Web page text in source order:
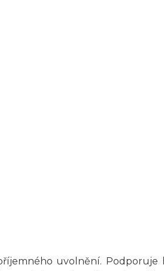
uvolnění. Podporuje